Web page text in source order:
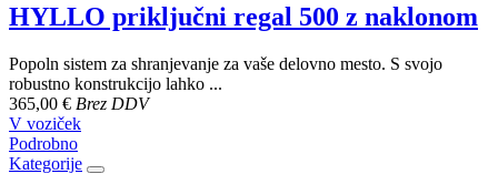
HYLLO priključni regal 500 z naklonom
Popoln sistem za shranjevanje za vaše delovno mesto. S svojo
robustno konstrukcijo lahko ...
365,00 € Brez DDV
V voziček
Podrobno
Kategorije